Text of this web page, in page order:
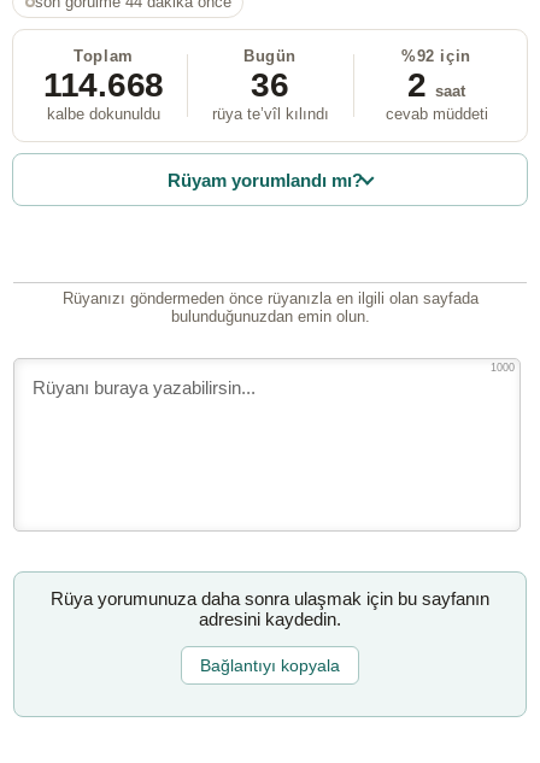
Toplam
114.668
kalbe dokunuldu
Bugün
36
rüya te’vîl kılındı
%92 için
2 saat
cevab müddeti
Rüyam yorumlandı mı?
Rüyanızı göndermeden önce rüyanızla en ilgili olan sayfada
bulunduğunuzdan emin olun.
1000
Rüya yorumunuza daha sonra ulaşmak için bu sayfanın
adresini kaydedin.
Bağlantıyı kopyala